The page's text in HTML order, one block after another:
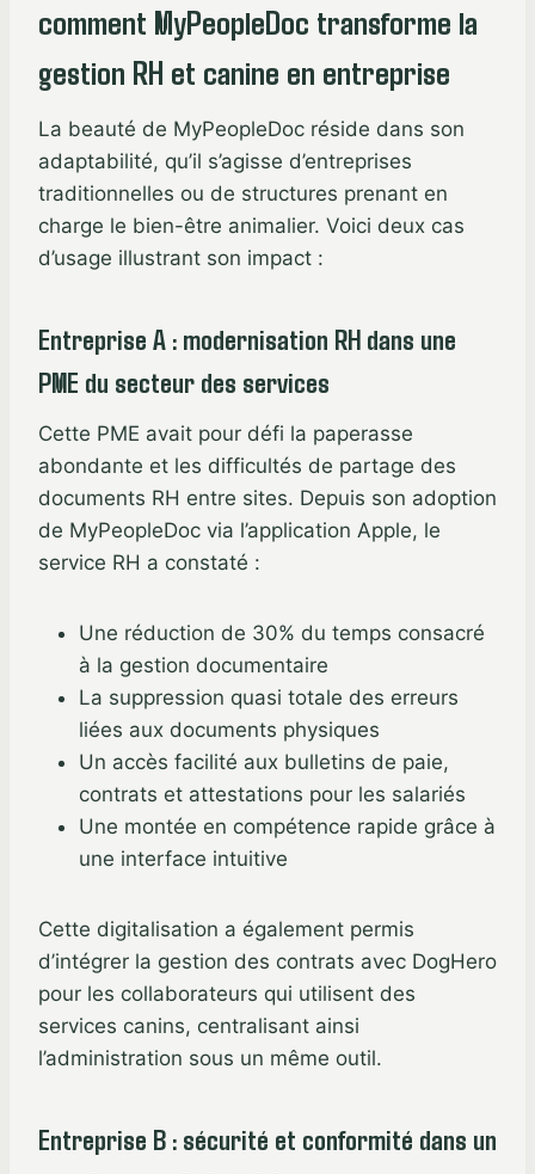
comment MyPeopleDoc transforme la
gestion RH et canine en entreprise
La beauté de MyPeopleDoc réside dans son
adaptabilité, qu’il s’agisse d’entreprises
traditionnelles ou de structures prenant en
charge le bien-être animalier. Voici deux cas
d’usage illustrant son impact :
Entreprise A : modernisation RH dans une
PME du secteur des services
Cette PME avait pour défi la paperasse
abondante et les difficultés de partage des
documents RH entre sites. Depuis son adoption
de MyPeopleDoc via l’application Apple, le
service RH a constaté :
Une réduction de 30% du temps consacré
à la gestion documentaire
La suppression quasi totale des erreurs
liées aux documents physiques
Un accès facilité aux bulletins de paie,
contrats et attestations pour les salariés
Une montée en compétence rapide grâce à
une interface intuitive
Cette digitalisation a également permis
d’intégrer la gestion des contrats avec DogHero
pour les collaborateurs qui utilisent des
services canins, centralisant ainsi
l’administration sous un même outil.
Entreprise B : sécurité et conformité dans un